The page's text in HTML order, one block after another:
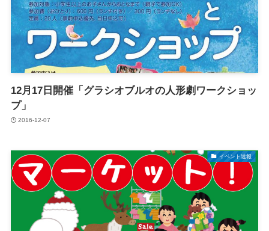
12月17日開催「グラシオブルオの人形劇ワークショッ
プ」
2016-12-07
イベント速報